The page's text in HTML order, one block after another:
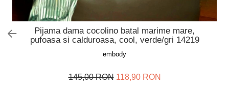
Sosete
Pijama dama cocolino batal marime mare,
pufoasa si calduroasa, cool, verde/gri 14219
embody
145,00 RON 118,90 RON